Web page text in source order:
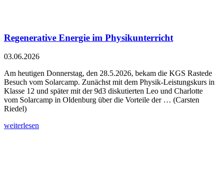
Regenerative Energie im Physikunterricht
03.06.2026
Am heutigen Donnerstag, den 28.5.2026, bekam die KGS Rastede
Besuch vom Solarcamp. Zunächst mit dem Physik-Leistungskurs in
Klasse 12 und später mit der 9d3 diskutierten Leo und Charlotte
vom Solarcamp in Oldenburg über die Vorteile der … (Carsten
Riedel)
weiterlesen